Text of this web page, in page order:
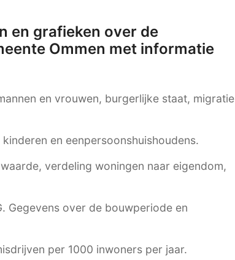
en grafieken over de
Ommen met informatie
en vrouwen, burgerlijke staat, migratie
en eenpersoonshuishoudens.
verdeling woningen naar eigendom,
. Gegevens over de bouwperiode en
per 1000 inwoners per jaar.